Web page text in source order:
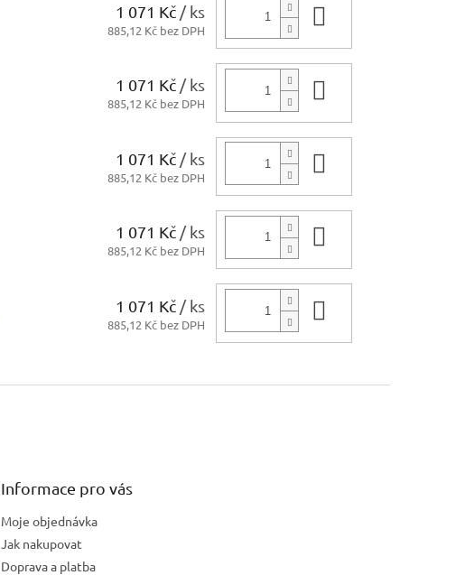
1 071 Kč / ks
885,12 Kč bez DPH
1 071 Kč / ks
885,12 Kč bez DPH
1 071 Kč / ks
885,12 Kč bez DPH
1 071 Kč / ks
885,12 Kč bez DPH
1 071 Kč / ks
885,12 Kč bez DPH
Informace pro vás
Moje objednávka
Jak nakupovat
Doprava a platba